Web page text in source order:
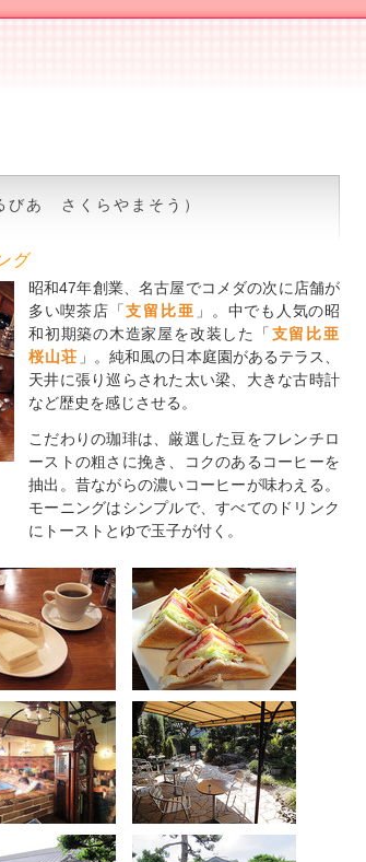
びあ さくらやまそう）
グ
昭和47年創業、名古屋でコメダの次に店舗が
多い喫茶店「 支留比亜 」。中でも人気の昭
和初期築の木造家屋を改装した「 支留比亜
桜山荘 」。純和風の日本庭園があるテラス、
天井に張り巡らされた太い梁、大きな古時計
など歴史を感じさせる。
こだわりの珈琲は、厳選した豆をフレンチロ
ーストの粗さに挽き、コクのあるコーヒーを
抽出。昔ながらの濃いコーヒーが味わえる。
モーニングはシンプルで、すべてのドリンク
にトーストとゆで玉子が付く。